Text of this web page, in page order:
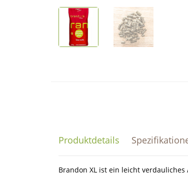
Produktdetails
Brandon XL ist ein leicht